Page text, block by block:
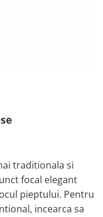
traditionala si
focal elegant
pieptului. Pentru
incearca sa